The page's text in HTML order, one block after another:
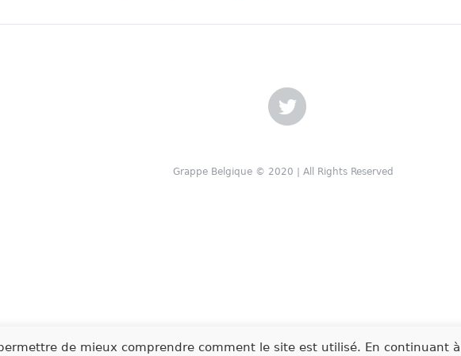
Grappe Belgique © 2020 | All Rights Reserved
de mieux comprendre comment le site est utilisé. En continuant à